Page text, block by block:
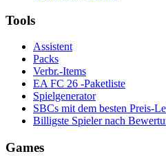
Tools
Assistent
Packs
Verbr.-Items
EA FC 26 -Paketliste
Spielgenerator
SBCs mit dem besten Preis-
Billigste Spieler nach
Games